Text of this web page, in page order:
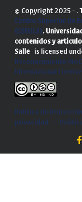
© Copyright 2025 - .
Centro Superior de
(CSEULS).
contenidos y
Salle is licensed
Reconocimiento-
Internacional License
Política de
privacidad
-